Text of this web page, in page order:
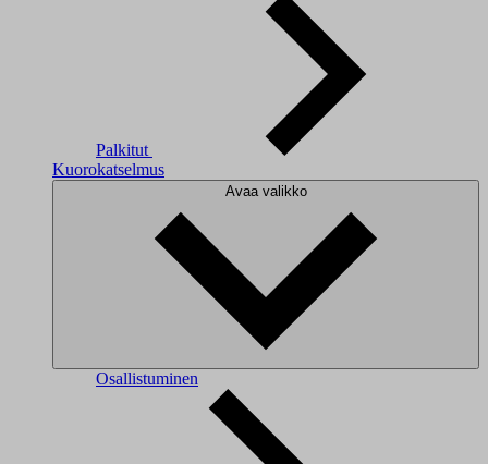
Palkitut
Kuorokatselmus
Avaa valikko
Osallistuminen